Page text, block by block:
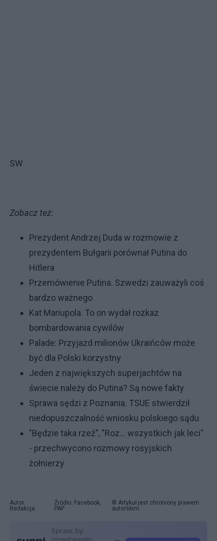
SW
Zobacz też:
Prezydent Andrzej Duda w rozmowie z
prezydentem Bułgarii porównał Putina do
Hitlera
Przemówienie Putina. Szwedzi zauważyli coś
bardzo ważnego
Kat Mariupola. To on wydał rozkaz
bombardowania cywilów
Palade: Przyjazd milionów Ukraińców może
być dla Polski korzystny
Jeden z największych superjachtów na
świecie należy do Putina? Są nowe fakty
Sprawa sędzi z Poznania. TSUE stwierdził
niedopuszczalność wniosku polskiego sądu
"Będzie taka rzeź", "Roz… wszystkich jak leci"
- przechwycono rozmowy rosyjskich
żołnierzy
Autor:
Redakcja
Źródło: Facebook,
PAP
© Artykuł jest chroniony prawem
autorskim.